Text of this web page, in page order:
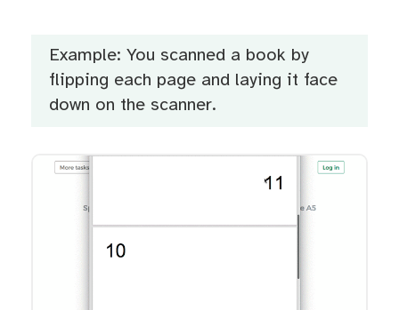
Example: You scanned a book by
flipping each page and laying it face
down on the scanner.